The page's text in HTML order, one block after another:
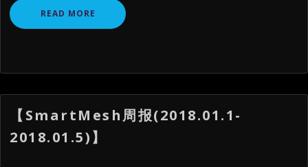
READ MORE
【SmartMesh周报(2018.01.1-
2018.01.5)】